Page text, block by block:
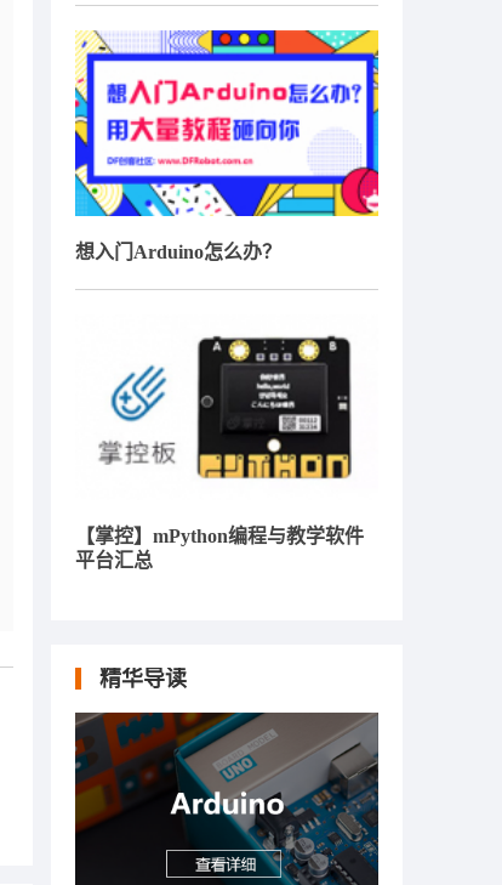
想入门Arduino怎么办？
【掌控】mPython编程与教学软件
平台汇总
精华导读